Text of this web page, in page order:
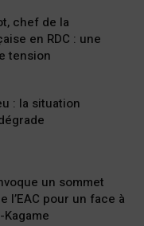
chef de la
en RDC : une
tension
: la situation
un sommet
l’EAC pour un face à